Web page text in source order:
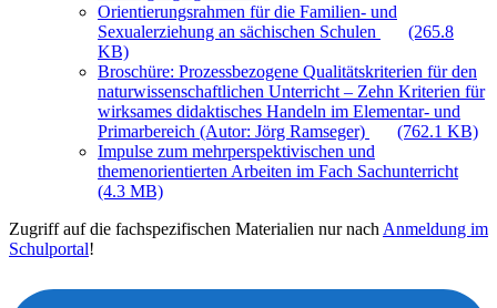
Orientierungsrahmen für die Familien- und
Sexualerziehung an sächischen Schulen
(265.8
KB)
Broschüre: Prozessbezogene Qualitätskriterien für den
naturwissenschaftlichen Unterricht – Zehn Kriterien für
wirksames didaktisches Handeln im Elementar- und
Primarbereich (Autor: Jörg Ramseger)
(762.1 KB)
Impulse zum mehrperspektivischen und
themenorientierten Arbeiten im Fach Sachunterricht
(4.3 MB)
Zugriff auf die fachspezifischen Materialien nur nach Anmeldung im
Schulportal!